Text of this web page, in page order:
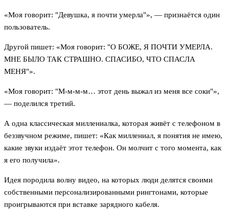
«Моя говорит: "Девушка, я почти умерла"», — признаётся один
пользователь.
Другой пишет: «Моя говорит: "О БОЖЕ, Я ПОЧТИ УМЕРЛА.
МНЕ БЫЛО ТАК СТРАШНО. СПАСИБО, ЧТО СПАСЛА
МЕНЯ"».
«Моя говорит: "М-м-м-м… этот день выжал из меня все соки"»,
— поделился третий.
А одна классическая миллениалка, которая живёт с телефоном в
беззвучном режиме, пишет: «Как миллениал, я понятия не имею,
какие звуки издаёт этот телефон. Он молчит с того момента, как
я его получила».
Идея породила волну видео, на которых люди делятся своими
собственными персонализированными рингтонами, которые
проигрываются при вставке зарядного кабеля.